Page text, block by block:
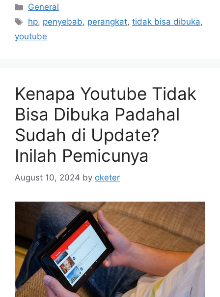
Categories
General
Tags
hp, penyebab, perangkat,tidak bisa dibuka,
youtube
Kenapa Youtube Tidak
Bisa Dibuka Padahal
Sudah di Update?
Inilah Pemicunya
August 10, 2024 by oketer